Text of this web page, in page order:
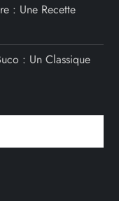
: Une Recette
: Un Classique